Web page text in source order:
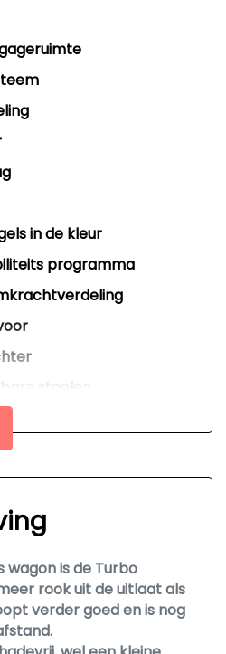
in de kleur
programma
stoelen
verstel- en
met
wagon is de Turbo
rook uit de uitlaat als
verder goed en is nog